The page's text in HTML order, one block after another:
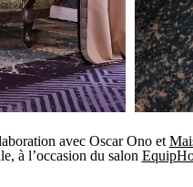
avec Oscar Ono et
à l’occasion du salon